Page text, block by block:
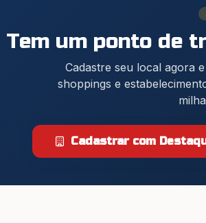
Tem um ponto de
Cadastre seu local agora
shoppings e
Cadastrar com